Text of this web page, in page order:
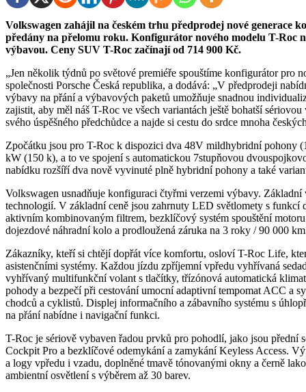
Volkswagen zahájil na českém trhu předprodej nové generace kompaktního SUV T-Roc. První vozy budou zákazníkům
předány na přelomu roku. Konfigurátor nového modelu T-Roc
výbavou. Ceny SUV T-Roc začínají od 714 900 Kč.
„Jen několik týdnů po světové premiéře spouštíme konfigurátor pro
společnosti Porsche Česká republika, a dodává: „V předprodeji
výbavy na přání a výbavových paketů umožňuje snadnou
zajistit, aby měl náš T-Roc ve všech variantách ještě bohatší
svého úspěšného předchůdce a najde si cestu do srdce mnoha
Zpočátku jsou pro T-Roc k dispozici dva 48V mildhybridní pohony
kW (150 k), a to ve spojení s automatickou 7stupňovou
nabídku rozšíří dva nově vyvinuté plně hybridní pohony a také
Volkswagen usnadňuje konfiguraci čtyřmi verzemi výbavy.
technologií. V základní ceně jsou zahrnuty LED světlomety s funkcí
aktivním kombinovaným filtrem, bezklíčový systém spouštění
dojezdové náhradní kolo a prodloužená záruka na 3 roky / 90 000
Zákazníky, kteří si chtějí dopřát více komfortu, osloví T-Roc Life,
asistenčními systémy. Každou jízdu zpříjemní vpředu vyhřívaná
vyhřívaný multifunkční volant s tlačítky, třízónová automatická
pohody a bezpečí při cestování umocní adaptivní tempomat ACC a
chodců a cyklistů. Displej informačního a zábavního systému s
na přání nabídne i navigační funkci.
T-Roc je sériově vybaven řadou prvků pro pohodlí, jako jsou přední
Cockpit Pro a bezklíčové odemykání a zamykání Keyless Access.
a logy vpředu i vzadu, doplněné tmavě tónovanými okny a černě
ambientní osvětlení s výběrem až 30 barev.